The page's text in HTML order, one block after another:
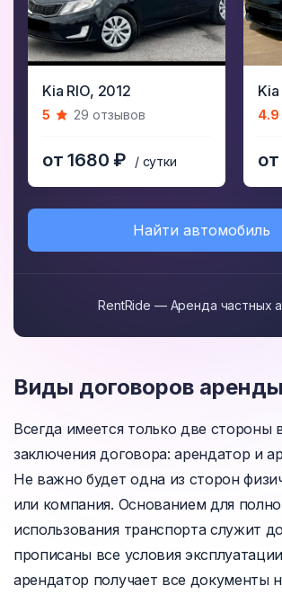
Kia RIO, 2012
5 29 отзывов
от 1680 ₽ / сутки
Kia
4.9
Найти автомобиль
RentRide — Аренда частных
Виды договоров
Всегда имеется только две стороны
заключения договора: арендатор и
Не важно будет одна из сторон
или компания. Основанием для
использования транспорта служит
прописаны все условия
арендатор получает все документы